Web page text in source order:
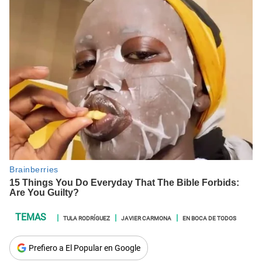
TULA RODRÍGUEZ JAVIER CARMONA EN BOCA DE TODOS
Prefiero a El Popular en Google